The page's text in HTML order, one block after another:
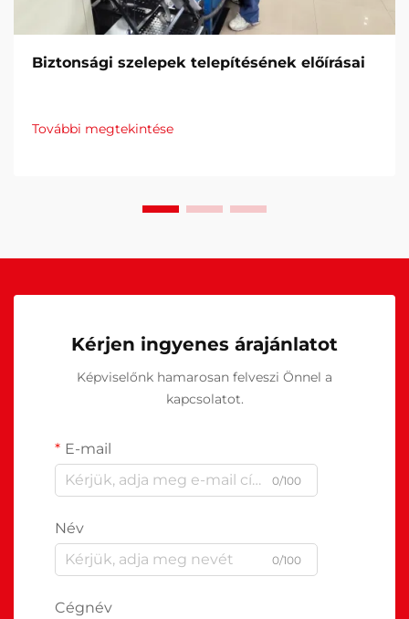
Biztonsági szelepek telepítésének előírásai
További megtekintése
Kérjen ingyenes árajánlatot
Képviselőnk hamarosan felveszi Önnel a
kapcsolatot.
E-mail
0/100
Név
0/100
Cégnév